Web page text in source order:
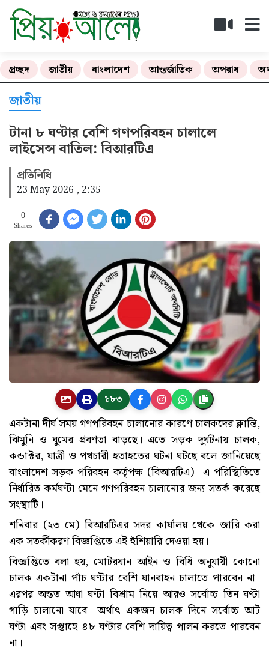
প্রচ্ছদ জাতীয় বাংলাদেশ আন্তর্জাতিক অপরাধ
জাতীয়
টানা ৮ ঘণ্টার বেশি গণপরিবহন চালালে
লাইসেন্স বাতিল: বিআরটিএ
প্রতিনিধি
23 May 2026 , 2:35
0
Shares
১৮৩
একটানা দীর্ঘ সময় গণপরিবহন চালানোর কারণে চালকদের ক্লান্তি,
ঝিমুনি ও ঘুমের প্রবণতা বাড়ছে। এতে সড়ক দুর্ঘটনায় চালক,
কন্ডাক্টর, যাত্রী ও পথচারী হতাহতের ঘটনা ঘটছে বলে জানিয়েছে
বাংলাদেশ সড়ক পরিবহন কর্তৃপক্ষ (বিআরটিএ)। এ পরিস্থিতিতে
নির্ধারিত কর্মঘণ্টা মেনে গণপরিবহন চালানোর জন্য সতর্ক করেছে
সংস্থাটি।
শনিবার (২৩ মে) বিআরটিএর সদর কার্যালয় থেকে জারি করা
এক সতর্কীকরণ বিজ্ঞপ্তিতে এই হুঁশিয়ারি দেওয়া হয়।
বিজ্ঞপ্তিতে বলা হয়, মোটরযান আইন ও বিধি অনুযায়ী কোনো
চালক একটানা পাঁচ ঘণ্টার বেশি যানবাহন চালাতে পারবেন না।
এরপর অন্তত আধা ঘণ্টা বিশ্রাম নিয়ে আরও সর্বোচ্চ তিন ঘণ্টা
গাড়ি চালানো যাবে। অর্থাৎ একজন চালক দিনে সর্বোচ্চ আট
ঘণ্টা এবং সপ্তাহে ৪৮ ঘণ্টার বেশি দায়িত্ব পালন করতে পারবেন
না।